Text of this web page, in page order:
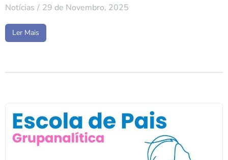
Notícias 29 de Novembro, 2025
Ler Mais